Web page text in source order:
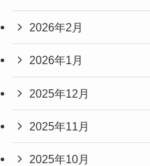
2026年2月
2026年1月
2025年12月
2025年11月
2025年10月